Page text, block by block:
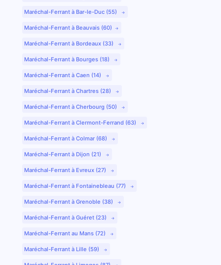
Maréchal-Ferrant à Bar-le-Duc (55)
Maréchal-Ferrant à Beauvais (60)
Maréchal-Ferrant à Bordeaux (33)
Maréchal-Ferrant à Bourges (18)
Maréchal-Ferrant à Caen (14)
Maréchal-Ferrant à Chartres (28)
Maréchal-Ferrant à Cherbourg (50)
Maréchal-Ferrant à Clermont-Ferrand (63)
Maréchal-Ferrant à Colmar (68)
Maréchal-Ferrant à Dijon (21)
Maréchal-Ferrant à Evreux (27)
Maréchal-Ferrant à Fontainebleau (77)
Maréchal-Ferrant à Grenoble (38)
Maréchal-Ferrant à Guéret (23)
Maréchal-Ferrant au Mans (72)
Maréchal-Ferrant à Lille (59)